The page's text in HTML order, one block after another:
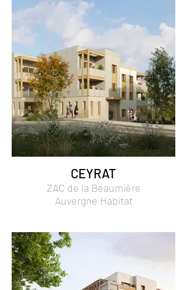
CEYRAT
ZAC de la Beaumière
Auvergne Habitat